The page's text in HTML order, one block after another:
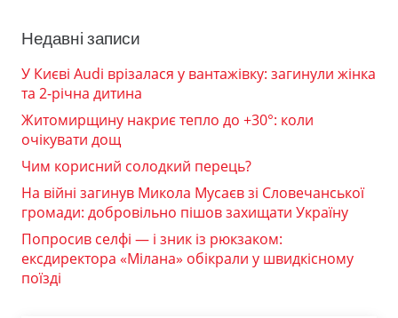
Недавні записи
У Києві Audi врізалася у вантажівку: загинули жінка
та 2-річна дитина
Житомирщину накриє тепло до +30°: коли
очікувати дощ
Чим корисний солодкий перець?
На війні загинув Микола Мусаєв зі Словечанської
громади: добровільно пішов захищати Україну
Попросив селфі — і зник із рюкзаком:
ексдиректора «Мілана» обікрали у швидкісному
поїзді